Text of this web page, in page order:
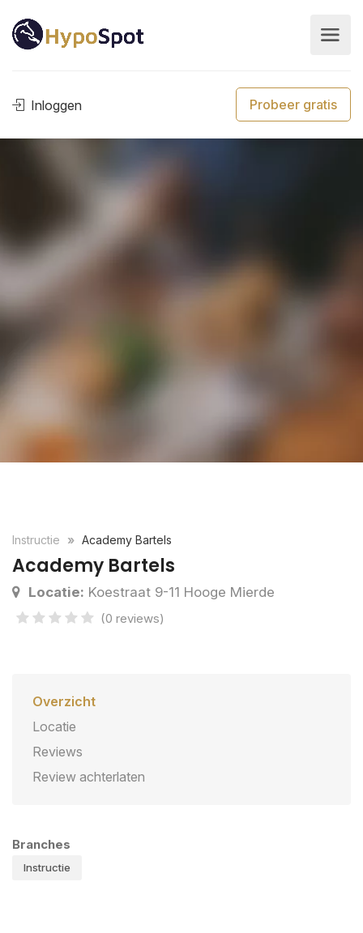
Inloggen Probeer gratis
Instructie Academy Bartels
Academy Bartels
Locatie: Koestraat 9-11 Hooge Mierde
(0 reviews)
Overzicht
Locatie
Reviews
Review achterlaten
Branches
Instructie